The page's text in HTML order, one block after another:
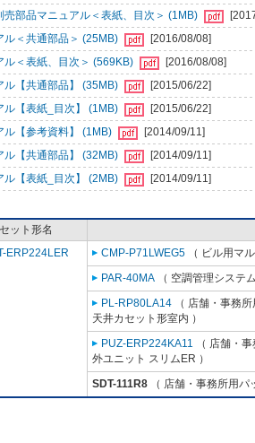
部品マニュアル＜表紙、目次＞ (1MB)
＜共通部品＞ (25MB)
[2016/08/08]
＜表紙、目次＞ (569KB)
[2016/08/08]
【共通部品】 (35MB)
[2015/06/22]
【表紙_目次】 (1MB)
[2015/06/22]
【参考資料】 (1MB)
[2014/09/11]
【共通部品】 (32MB)
[2014/09/11]
【表紙_目次】 (2MB)
[2014/09/11]
セット形名
ERP224LER
CMP-P71LWEG5 （ ビル用マ
PAR-40MA （ 空調管理システ
PL-RP80LA14 （ 店舗・事務
天井カセット形室内 ）
PUZ-ERP224KA11 （ 店舗・
外ユニット スリムER ）
SDT-111R8 （ 店舗・事務所用